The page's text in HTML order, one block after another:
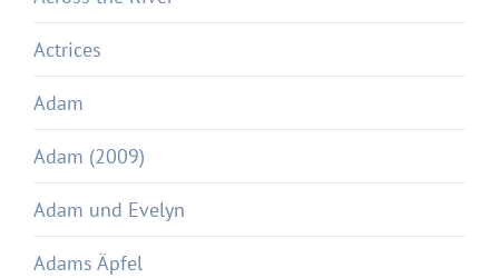
Actrices
Adam
Adam (2009)
Adam und Evelyn
Adams Äpfel